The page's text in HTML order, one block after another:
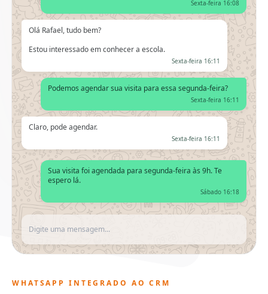
Sexta-feira 16:08
Olá Rafael, tudo bem?
Estou interessado em conhecer a escola.
Sexta-feira 16:11
Podemos agendar sua visita para essa segunda-feira?
Sexta-feira 16:11
Claro, pode agendar.
Sexta-feira 16:11
Sua visita foi agendada para segunda-feira às 9h. Te
espero lá.
Sábado 16:18
Digite uma mensagem...
WHATSAPP INTEGRADO AO CRM